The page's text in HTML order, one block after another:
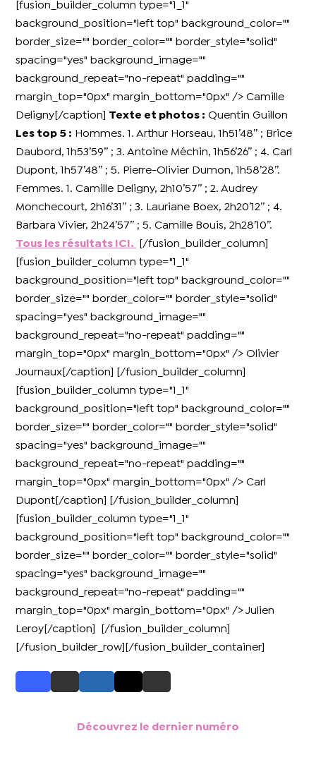
[fusion_builder_column type="1_1"
background_position="left top" background_color=""
border_size="" border_color="" border_style="solid"
spacing="yes" background_image=""
background_repeat="no-repeat" padding=""
margin_top="0px" margin_bottom="0px" /> Camille
Deligny[/caption] Texte et photos : Quentin Guillon
Les top 5 :
Hommes. 1. Arthur Horseau, 1h51’48’’ ; Brice
Daubord, 1h53’59’’ ; 3. Antoine Méchin, 1h56’26’’ ; 4. Carl
Dupont, 1h57’48’’ ; 5. Pierre-Olivier Dumon, 1h58’28’’.
Femmes. 1. Camille Deligny, 2h10’57’’ ; 2. Audrey
Monchecourt, 2h16’31’’ ; 3. Lauriane Boex, 2h20’12’’ ; 4.
Barbara Vivier, 2h24’57’’ ; 5. Camille Bouis, 2h28’10’’.
Tous les résultats ICI.
[/fusion_builder_column]
[fusion_builder_column type="1_1"
background_position="left top" background_color=""
border_size="" border_color="" border_style="solid"
spacing="yes" background_image=""
background_repeat="no-repeat" padding=""
margin_top="0px" margin_bottom="0px" /> Olivier
Journaux[/caption] [/fusion_builder_column]
[fusion_builder_column type="1_1"
background_position="left top" background_color=""
border_size="" border_color="" border_style="solid"
spacing="yes" background_image=""
background_repeat="no-repeat" padding=""
margin_top="0px" margin_bottom="0px" /> Carl
Dupont[/caption] [/fusion_builder_column]
[fusion_builder_column type="1_1"
background_position="left top" background_color=""
border_size="" border_color="" border_style="solid"
spacing="yes" background_image=""
background_repeat="no-repeat" padding=""
margin_top="0px" margin_bottom="0px" /> Julien
Leroy[/caption]
[/fusion_builder_column]
[/fusion_builder_row][/fusion_builder_container]
Découvrez le dernier numéro